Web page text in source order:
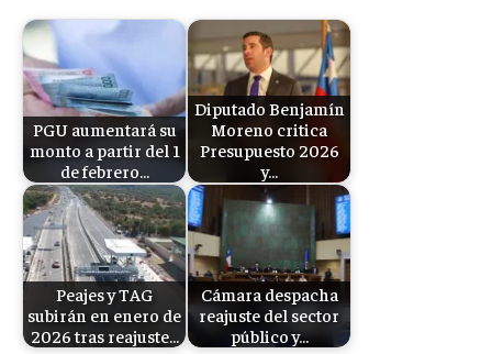
PGU aumentará su
monto a partir del 1
de febrero…
Diputado Benjamín
Moreno critica
Presupuesto 2026
y…
Peajes y TAG
subirán en enero de
2026 tras reajuste…
Cámara despacha
reajuste del sector
público y…